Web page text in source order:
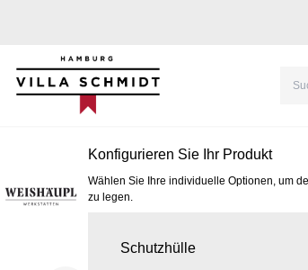
Villa Schmidt
Konfigurieren Sie Ihr Produkt
Wählen Sie Ihre individuelle Optionen, um
zu legen.
Schutzhülle